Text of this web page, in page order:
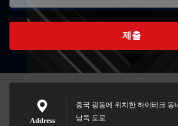
제출
Address
중국 광동에 위치한 하이테크 동
남쪽 도로